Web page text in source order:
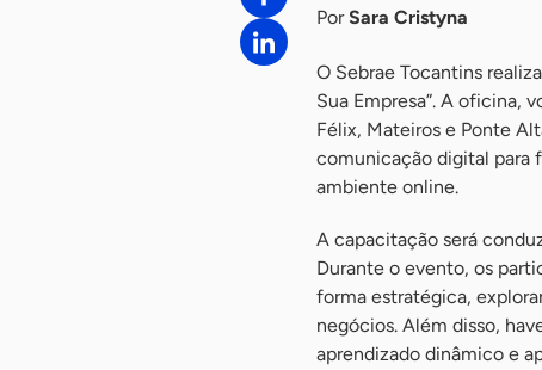
PorSara Cristyna
O Sebrae Tocantins
Sua Empresa”. A oficina,
Félix, Mateiros e Ponte
comunicação digital para
ambiente online.
A capacitação será
Durante o evento, os
forma estratégica,
negócios. Além disso,
aprendizado dinâmico e